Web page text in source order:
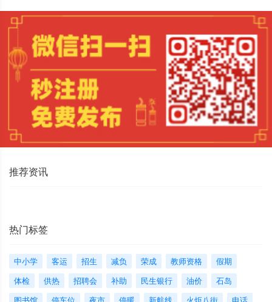
推荐资讯
热门标签
中小学 客运 招生 减负 荣成 教师资格
假期
体检
供热 招聘会 补助 民生银行 油价
石岛